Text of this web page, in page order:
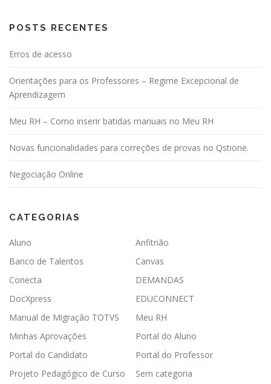
p
r
p
o
t
POSTS RECENTES
Erros de acesso
Orientações para os Professores – Regime Excepcional de
Aprendizagem
Meu RH – Como inserir batidas manuais no Meu RH
Novas funcionalidades para correções de provas no Qstione.
Negociação Online
CATEGORIAS
Aluno
Anfitrião
Banco de Talentos
Canvas
Conecta
DEMANDAS
DocXpress
EDUCONNECT
Manual de Migração TOTVS
Meu RH
Minhas Aprovações
Portal do Aluno
Portal do Candidato
Portal do Professor
Projeto Pedagógico de Curso
Sem categoria